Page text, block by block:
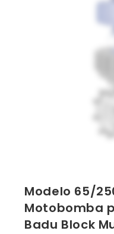
Modelo 65/
Motobomba
Badu Block